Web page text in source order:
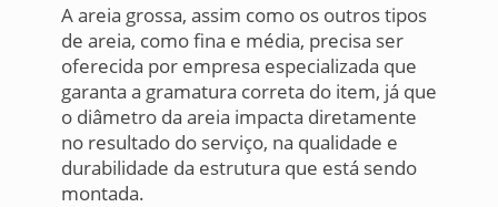
A areia grossa, assim como os outros tipos
de areia, como fina e média, precisa ser
oferecida por empresa especializada que
garanta a gramatura correta do item, já que
o diâmetro da areia impacta diretamente
no resultado do serviço, na qualidade e
durabilidade da estrutura que está sendo
montada.